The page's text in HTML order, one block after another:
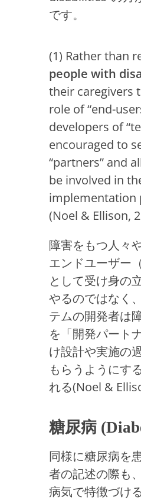
です。
(1) Rather than
people with
their caregivers
role of “end-
developers of
encouraged to
“partners” and
be involved in
implementation
(Noel & Ellison,
障害をもつ人々
エンドユーザー
として受け身の
やるのではなく
テムの開発者は
を「開発パート
け設計や実施の
もらうようにす
れる(Noel &
糖尿病
同様に糖尿病を
者の記述の際も
病気で特徴づけ